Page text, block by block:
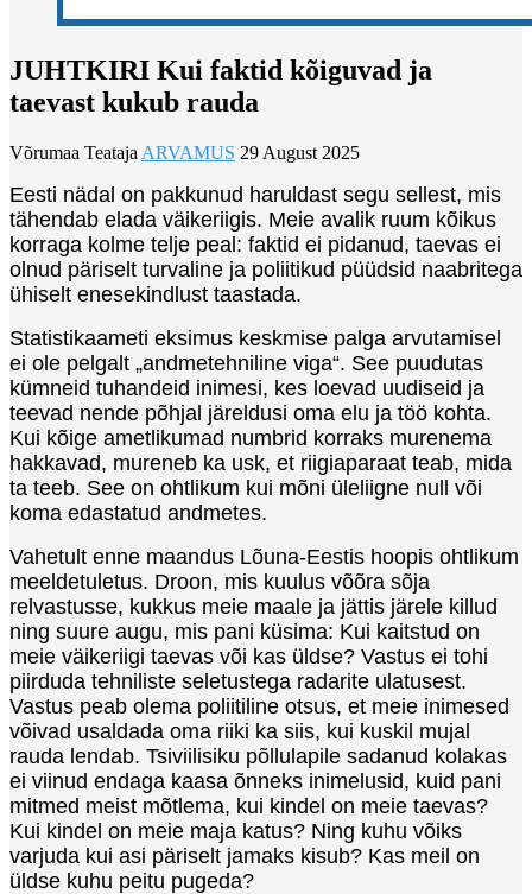
JUHTKIRI Kui faktid kõiguvad ja
taevast kukub rauda
Võrumaa Teataja ARVAMUS 29 August 2025
Eesti nädal on pakkunud haruldast segu sellest, mis
tähendab elada väikeriigis. Meie avalik ruum kõikus
korraga kolme telje peal: faktid ei pidanud, taevas ei
olnud päriselt turvaline ja poliitikud püüdsid naabritega
ühiselt enesekindlust taastada.
Statistikaameti eksimus keskmise palga arvutamisel
ei ole pelgalt „andmetehniline viga“. See puudutas
kümneid tuhandeid inimesi, kes loevad uudiseid ja
teevad nende põhjal järeldusi oma elu ja töö kohta.
Kui kõige ametlikumad numbrid korraks murenema
hakkavad, mureneb ka usk, et riigiaparaat teab, mida
ta teeb. See on ohtlikum kui mõni üleliigne null või
koma edastatud andmetes.
Vahetult enne maandus Lõuna-Eestis hoopis ohtlikum
meeldetuletus. Droon, mis kuulus võõra sõja
relvastusse, kukkus meie maale ja jättis järele killud
ning suure augu, mis pani küsima: Kui kaitstud on
meie väikeriigi taevas või kas üldse? Vastus ei tohi
piirduda tehniliste seletustega radarite ulatusest.
Vastus peab olema poliitiline otsus, et meie inimesed
võivad usaldada oma riiki ka siis, kui kuskil mujal
rauda lendab. Tsiviilisiku põllulapile sadanud kolakas
ei viinud endaga kaasa õnneks inimelusid, kuid pani
mitmed meist mõtlema, kui kindel on meie taevas?
Kui kindel on meie maja katus? Ning kuhu võiks
varjuda kui asi päriselt jamaks kisub? Kas meil on
üldse kuhu peitu pugeda?